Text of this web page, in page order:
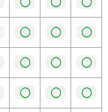
◯ ◯ ◯
◯ ◯ ◯
◯ ◯ ◯